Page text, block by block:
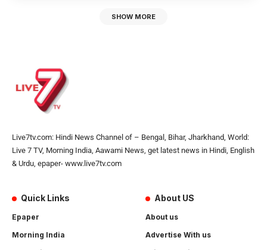
SHOW MORE
Live7tv.com: Hindi News Channel of – Bengal, Bihar, Jharkhand, World:
Live 7 TV, Morning India, Aawami News, get latest news in Hindi, English
& Urdu, epaper- www.live7tv.com
Quick Links
Epaper
Morning India
About US
About us
Advertise With us